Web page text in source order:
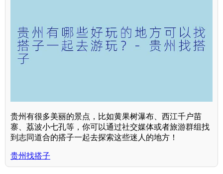
贵州有很多美丽的景点，比如黄果树瀑布、西江千户苗
寨、荔波小七孔等，你可以通过社交媒体或者旅游群组找
到志同道合的搭子一起去探索这些迷人的地方！
贵州找搭子